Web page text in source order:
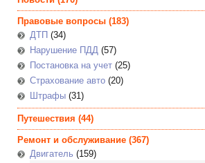
Правовые вопросы (183)
ДТП (34)
Нарушение ПДД (57)
Постановка на учет (25)
Страхование авто (20)
Штрафы (31)
Путешествия (44)
Ремонт и обслуживание (367)
Двигатель (159)